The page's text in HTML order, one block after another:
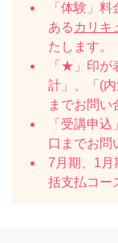
「体験」
ある カリキ
たします。
「★」印が
計」、「(
までお問い
「受講申
口までお問
7月期、1月
括支払コー